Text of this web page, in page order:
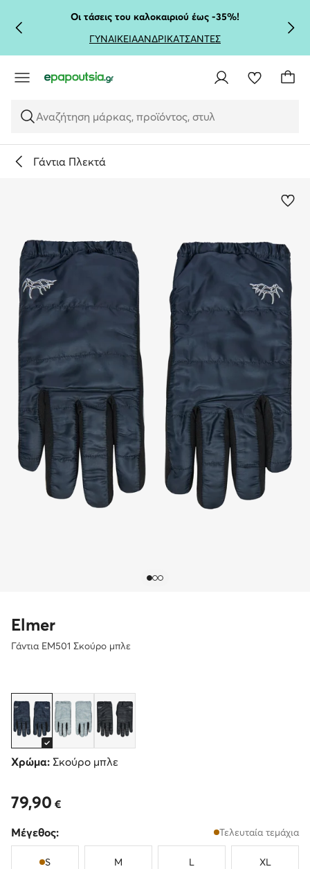
ΜΕΤΆΒΑΣΗ ΣΤΟ ΚΎΡΙΟ ΠΕΡΙΕΧΌΜΕΝΟ
ΜΕΤΆΒΑΣΗ ΣΤΗΝ ΑΝΑΖΉΤΗΣΗ
Οι τάσεις του καλοκαιριού έως -35%!
ΓΥΝΑΙΚΕΙΑΑΝΔΡΙΚΑΤΣΑΝΤΕΣ
Αναζήτηση μάρκας, προϊόντος, στυλ
Γάντια Πλεκτά
Elmer
Γάντια EM501 Σκούρο μπλε
Χρώμα: Σκούρο μπλε
79,90 €
79,90 €
Μέγεθος: Τελευταία τεμάχια
S M L XL